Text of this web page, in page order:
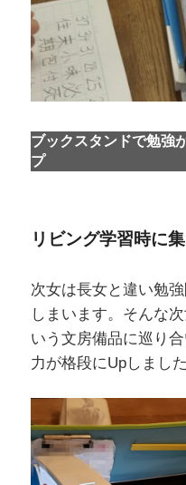
ブックスタンドで勉強
プ
リビング学習時に
次女は長女と違い勉
しまいます。そんな
いう文房備品に巡り
力が格段にUpしました